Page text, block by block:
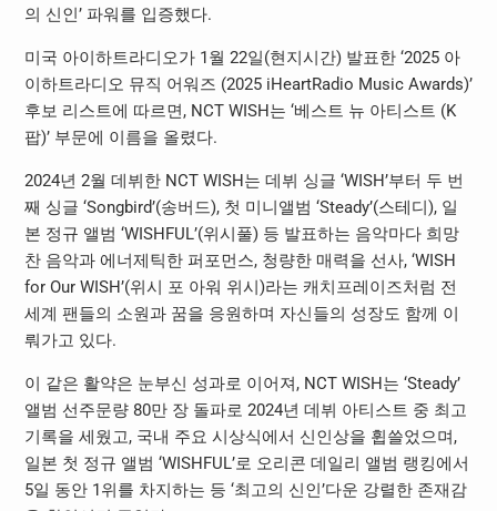
의 신인’ 파워를 입증했다.
미국 아이하트라디오가 1월 22일(현지시간) 발표한 ‘2025 아
이하트라디오 뮤직 어워즈 (2025 iHeartRadio Music Awards)’
후보 리스트에 따르면, NCT WISH는 ‘베스트 뉴 아티스트 (K
팝)’ 부문에 이름을 올렸다.
2024년 2월 데뷔한 NCT WISH는 데뷔 싱글 ‘WISH’부터 두 번
째 싱글 ‘Songbird’(송버드), 첫 미니앨범 ‘Steady’(스테디), 일
본 정규 앨범 ‘WISHFUL’(위시풀) 등 발표하는 음악마다 희망
찬 음악과 에너제틱한 퍼포먼스, 청량한 매력을 선사, ‘WISH
for Our WISH’(위시 포 아워 위시)라는 캐치프레이즈처럼 전
세계 팬들의 소원과 꿈을 응원하며 자신들의 성장도 함께 이
뤄가고 있다.
이 같은 활약은 눈부신 성과로 이어져, NCT WISH는 ‘Steady’
앨범 선주문량 80만 장 돌파로 2024년 데뷔 아티스트 중 최고
기록을 세웠고, 국내 주요 시상식에서 신인상을 휩쓸었으며,
일본 첫 정규 앨범 ‘WISHFUL’로 오리콘 데일리 앨범 랭킹에서
5일 동안 1위를 차지하는 등 ‘최고의 신인’다운 강렬한 존재감